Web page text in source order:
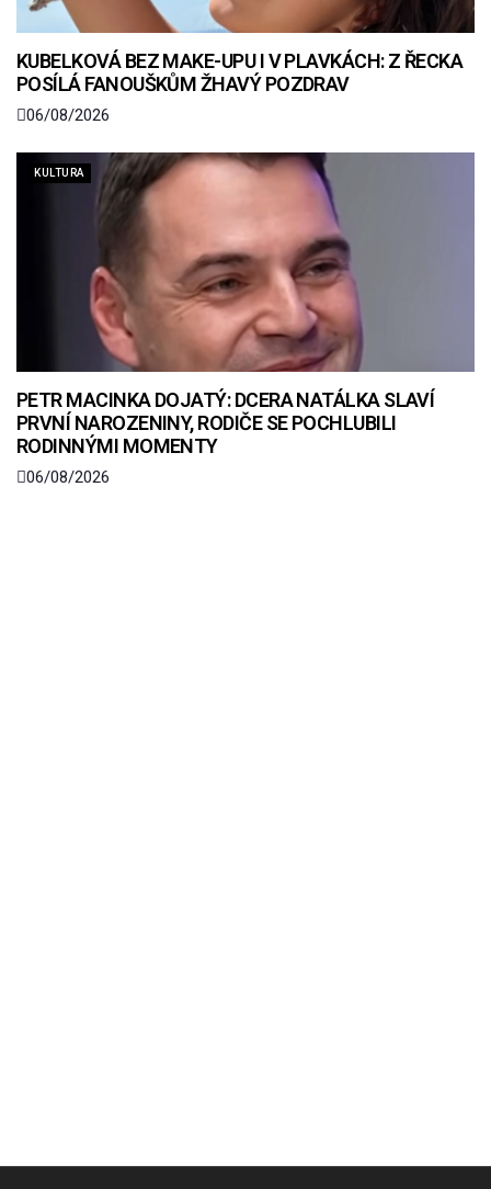
KUBELKOVÁ BEZ MAKE-UPU I V PLAVKÁCH: Z ŘECKA
POSÍLÁ FANOUŠKŮM ŽHAVÝ POZDRAV
06/08/2026
KULTURA
PETR MACINKA DOJATÝ: DCERA NATÁLKA SLAVÍ
PRVNÍ NAROZENINY, RODIČE SE POCHLUBILI
RODINNÝMI MOMENTY
06/08/2026